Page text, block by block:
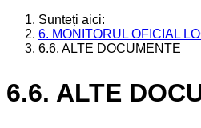
Sunteți aici:
6. MONITORUL OFICIAL
6.6. ALTE DOCUMENTE
6.6. ALTE